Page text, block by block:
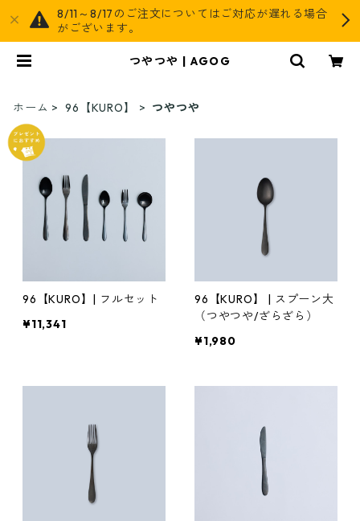
8/11～8/17のご注文についてはご対応が遅れる場合
がございます。
つやつや | AGOG
ホーム 96【KURO】 つやつや
96【KURO】| フルセット
¥11,341
96【KURO】 | スプーン大
（つやつや/ざらざら）
¥1,980